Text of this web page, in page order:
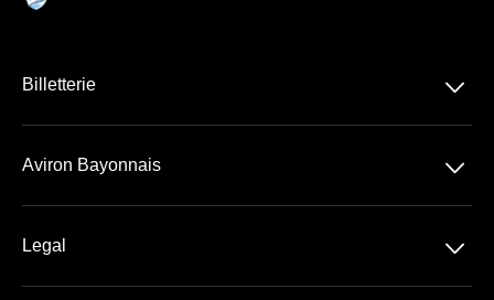
Billetterie 􀆈
Aviron Bayonnais 􀆈
Legal 􀆈